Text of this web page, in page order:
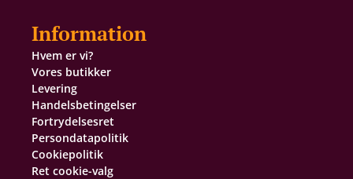
Information
Hvem er vi?
Vores butikker
Levering
Handelsbetingelser
Fortrydelsesret
Persondatapolitik
Cookiepolitik
Ret cookie-valg